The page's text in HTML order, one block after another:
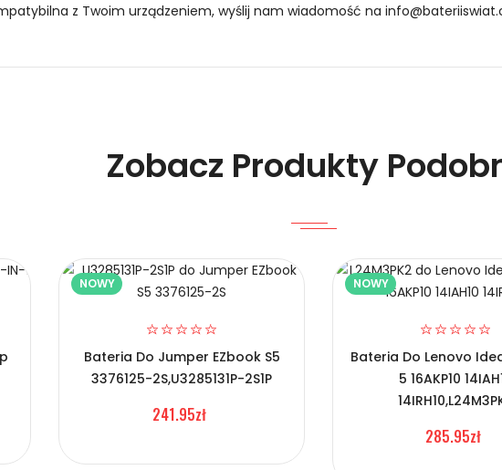
z Twoim urządzeniem, wyślij nam wiadomość na
Lenovo BL186?
Zobacz Produkty
NOWY
Bateria Do Jumper EZbook S5
3376125-2S,U3285131P-2S1P
241.95zł
NOWY
Bateria Do Lenovo
5 16AKP10
285.95zł